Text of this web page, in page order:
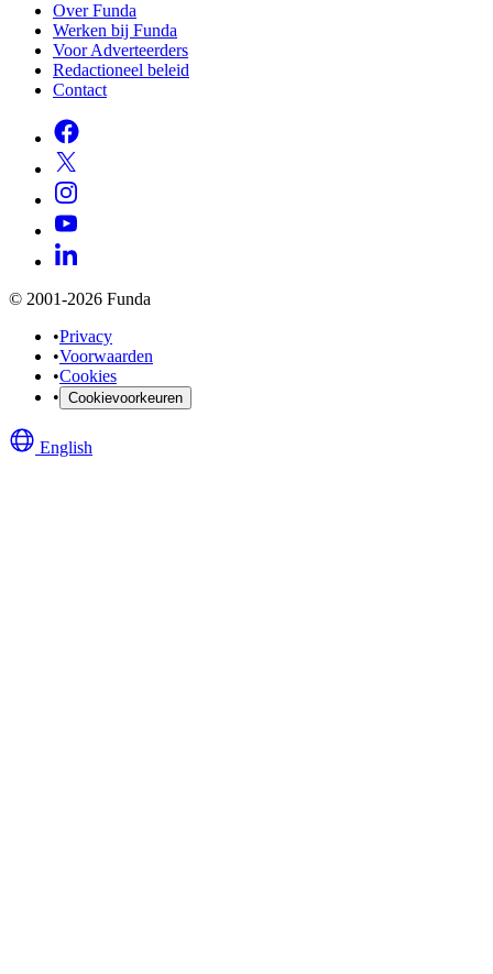
Over Funda
Werken bij Funda
Voor Adverteerders
Redactioneel beleid
Contact
© 2001-2026 Funda
•Privacy
•Voorwaarden
•Cookies
• Cookievoorkeuren
English